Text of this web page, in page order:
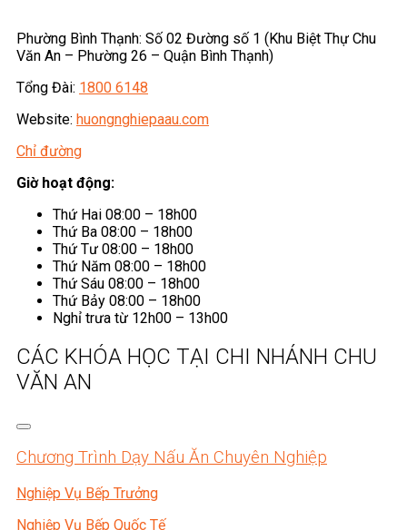
Phường Bình Thạnh: Số 02 Đường số 1 (Khu Biệt Thự Chu
Văn An – Phường 26 – Quận Bình Thạnh)
Tổng Đài: 1800 6148
Website: huongnghiepaau.com
Chỉ đường
Giờ hoạt động:
Thứ Hai 08:00 – 18h00
Thứ Ba 08:00 – 18h00
Thứ Tư 08:00 – 18h00
Thứ Năm 08:00 – 18h00
Thứ Sáu 08:00 – 18h00
Thứ Bảy 08:00 – 18h00
Nghỉ trưa từ 12h00 – 13h00
CÁC KHÓA HỌC TẠI CHI NHÁNH CHU
VĂN AN
Chương Trình Dạy Nấu Ăn Chuyên Nghiệp
Nghiệp Vụ Bếp Trưởng
Nghiệp Vụ Bếp Quốc Tế